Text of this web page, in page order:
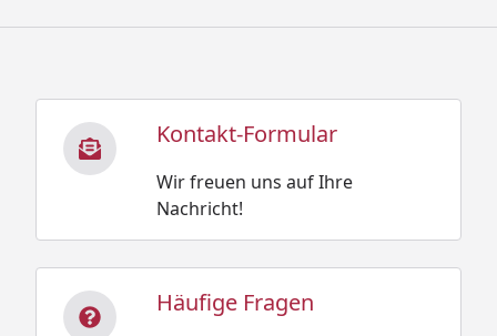
Kontakt-Formular
Wir freuen uns auf Ihre
Nachricht!
Häufige Fragen